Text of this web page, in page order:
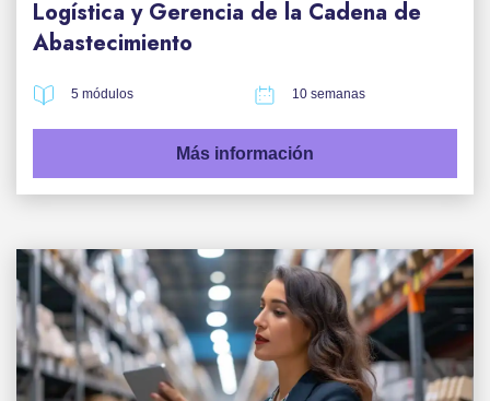
Logística y Gerencia de la Cadena de
Abastecimiento
5 módulos 10 semanas
Más información